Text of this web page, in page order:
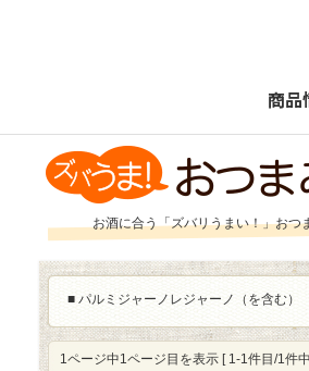
商品
お酒に合う「ズバリうまい！」おつ
■ パルミジャーノレジャーノ（を含む）
1ページ中1ページ目を表示 [ 1-1件目/1件